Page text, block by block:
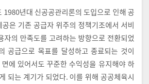
1980년대 신공공관리론의 도입으로 인해 공
은 기존 공급자 위주의 정책기조에서 서비
자의 만족도를 고려하는 방향으로 전환되었
공급으로 목표를 달성하고 종료되는 것이
에 있어서도 꾸준한 수익성을 유지해야 하
되는 계기가 되었다. 이를 위해 공공체육시